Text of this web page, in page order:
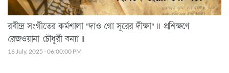
রবীন্দ্র সংগীতের কর্মশালা "দাও গো সুরের দীক্ষা" || প্রশিক্ষণে
রেজওয়ানা চৌধুরী বন্যা ||
16 July, 2025 - 06:00:00 PM